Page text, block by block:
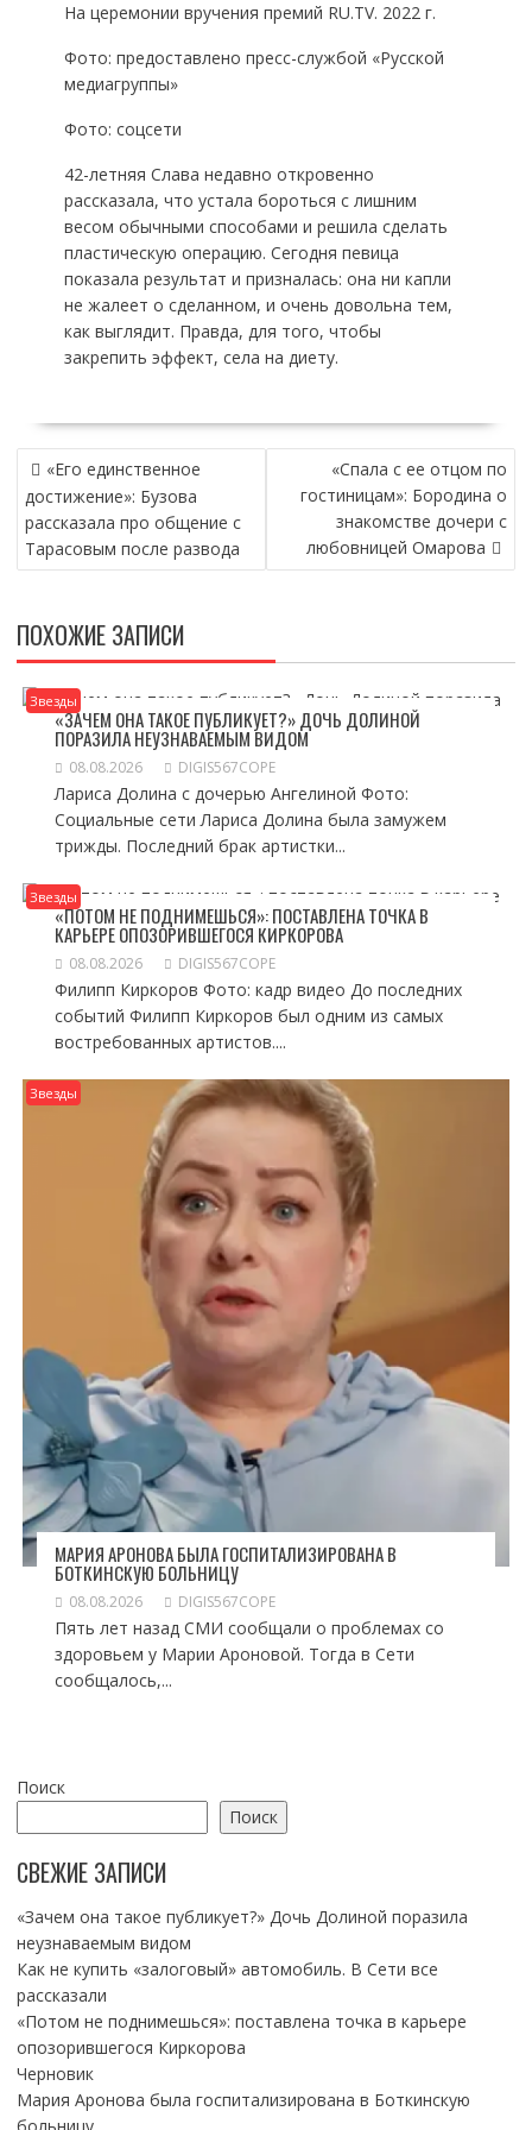
На церемонии вручения премий RU.TV. 2022 г.
Фото: предоставлено пресс-службой «Русской
медиагруппы»
Фото: соцсети
42-летняя Слава недавно откровенно
рассказала, что устала бороться с лишним
весом обычными способами и решила сделать
пластическую операцию. Сегодня певица
показала результат и призналась: она ни капли
не жалеет о сделанном, и очень довольна тем,
как выглядит. Правда, для того, чтобы
закрепить эффект, села на диету.
НАВИГАЦИЯ
ПО
ЗАПИСЯМ
«Его единственное
достижение»: Бузова
рассказала про общение с
Тарасовым после развода
«Спала с ее отцом по
гостиницам»: Бородина о
знакомстве дочери с
любовницей Омарова
ПОХОЖИЕ ЗАПИСИ
Звезды
«ЗАЧЕМ ОНА ТАКОЕ ПУБЛИКУЕТ?» ДОЧЬ ДОЛИНОЙ
ПОРАЗИЛА НЕУЗНАВАЕМЫМ ВИДОМ
08.08.2026 DIGIS567COPE
Лариса Долина с дочерью Ангелиной Фото:
Социальные сети Лариса Долина была замужем
трижды. Последний брак артистки...
Звезды
«ПОТОМ НЕ ПОДНИМЕШЬСЯ»: ПОСТАВЛЕНА ТОЧКА В
КАРЬЕРЕ ОПОЗОРИВШЕГОСЯ КИРКОРОВА
08.08.2026 DIGIS567COPE
Филипп Киркоров Фото: кадр видео До последних
событий Филипп Киркоров был одним из самых
востребованных артистов....
Звезды
МАРИЯ АРОНОВА БЫЛА ГОСПИТАЛИЗИРОВАНА В
БОТКИНСКУЮ БОЛЬНИЦУ
08.08.2026 DIGIS567COPE
Пять лет назад СМИ сообщали о проблемах со
здоровьем у Марии Ароновой. Тогда в Сети
сообщалось,...
Поиск
Поиск
СВЕЖИЕ ЗАПИСИ
«Зачем она такое публикует?» Дочь Долиной поразила
неузнаваемым видом
Как не купить «залоговый» автомобиль. В Сети все
рассказали
«Потом не поднимешься»: поставлена точка в карьере
опозорившегося Киркорова
Черновик
Мария Аронова была госпитализирована в Боткинскую